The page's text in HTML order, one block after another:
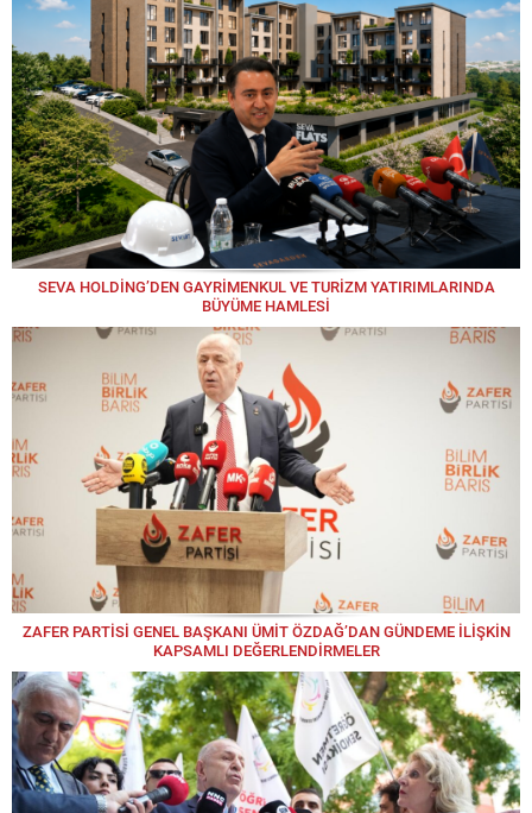
SEVA HOLDİNG’DEN GAYRİMENKUL VE TURİZM YATIRIMLARINDA
BÜYÜME HAMLESİ
ZAFER PARTİSİ GENEL BAŞKANI ÜMİT ÖZDAĞ’DAN GÜNDEME İLİŞKİN
KAPSAMLI DEĞERLENDİRMELER